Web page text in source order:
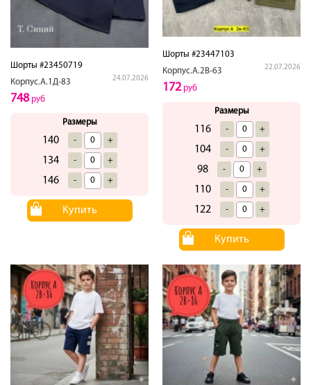
Шорты #23450719
Корпус.А.1Д-83
24.07.2026
748руб
Размеры
140 - +
134 - +
146 - +
Купить
Шорты #23447103
Корпус.А.2В-63
22.07.2026
172руб
Размеры
116 - +
104 - +
98 - +
110 - +
122 - +
Купить